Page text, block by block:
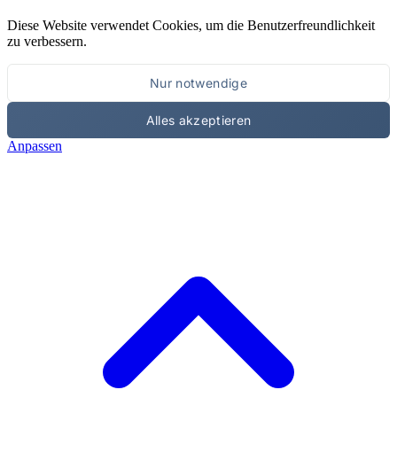
Diese Website verwendet Cookies, um die Benutzerfreundlichkeit
zu verbessern.
Nur notwendige
Alles akzeptieren
Anpassen